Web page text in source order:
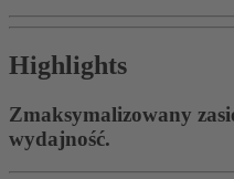
Highlights
Zmaksymalizowany
wydajność.